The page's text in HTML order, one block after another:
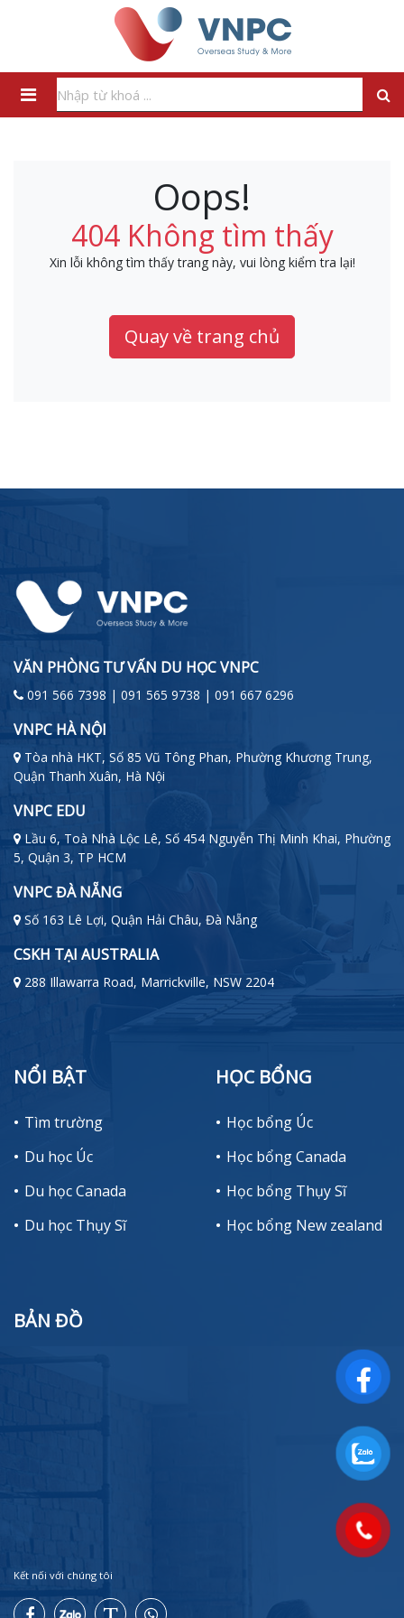
Oops!
404 Không tìm thấy
Xin lỗi không tìm thấy trang này, vui lòng kiểm tra lại!
Quay về trang chủ
VĂN PHÒNG TƯ VẤN DU HỌC VNPC
091 566 7398 | 091 565 9738 | 091 667 6296
VNPC HÀ NỘI
Tòa nhà HKT, Số 85 Vũ Tông Phan, Phường Khương Trung,
Quận Thanh Xuân, Hà Nội
VNPC EDU
Lầu 6, Toà Nhà Lộc Lê, Số 454 Nguyễn Thị Minh Khai, Phường
5, Quận 3, TP HCM
VNPC ĐÀ NẴNG
Số 163 Lê Lợi, Quận Hải Châu, Đà Nẵng
CSKH TẠI AUSTRALIA
288 Illawarra Road, Marrickville, NSW 2204
NỔI BẬT
Tìm trường
Du học Úc
Du học Canada
Du học Thụy Sĩ
HỌC BỔNG
Học bổng Úc
Học bổng Canada
Học bổng Thụy Sĩ
Học bổng New zealand
BẢN ĐỒ
Kết nối với chúng tôi